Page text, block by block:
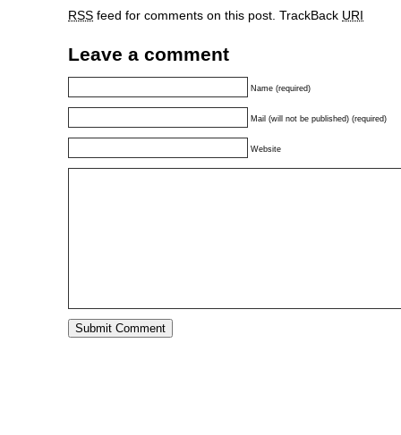
RSS feed for comments on this post. TrackBack URI
Leave a comment
Name (required)
Mail (will not be published) (required)
Website